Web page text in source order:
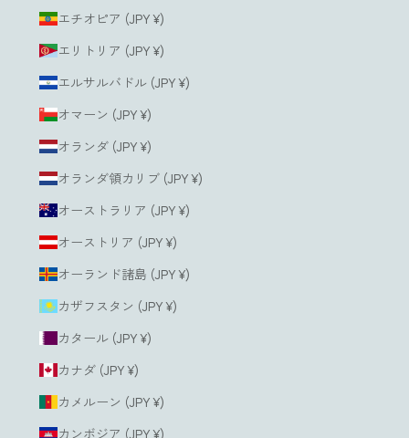
エチオピア (JPY ¥)
エリトリア (JPY ¥)
エルサルバドル (JPY ¥)
オマーン (JPY ¥)
オランダ (JPY ¥)
オランダ領カリブ (JPY ¥)
オーストラリア (JPY ¥)
オーストリア (JPY ¥)
オーランド諸島 (JPY ¥)
カザフスタン (JPY ¥)
カタール (JPY ¥)
カナダ (JPY ¥)
カメルーン (JPY ¥)
カンボジア (JPY ¥)